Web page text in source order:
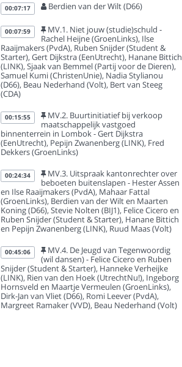
00:07:17 Berdien van der Wilt (D66)
00:07:59
MV.1. Niet jouw (studie)schuld -
Rachel Heijne (GroenLinks), Ilse
Raaijmakers (PvdA), Ruben Snijder (Student &
Starter), Gert Dijkstra (EenUtrecht), Hanane Bittich
(LINK), Sjaak van Bemmel (Partij voor de Dieren),
Samuel Kumi (ChristenUnie), Nadia Stylianou
(D66), Beau Nederhand (Volt), Bert van Steeg
(CDA)
00:15:55
MV.2. Buurtinitiatief bij verkoop
maatschappelijk vastgoed
binnenterrein in Lombok - Gert Dijkstra
(EenUtrecht), Pepijn Zwanenberg (LINK), Fred
Dekkers (GroenLinks)
00:24:34
MV.3. Uitspraak kantonrechter over
beboeten buitenslapen - Hester Assen
en Ilse Raaijmakers (PvdA), Mahaar Fattal
(GroenLinks), Berdien van der Wilt en Maarten
Koning (D66), Stevie Nolten (BIJ1), Felice Cicero en
Ruben Snijder (Student & Starter), Hanane Bittich
en Pepijn Zwanenberg (LINK), Ruud Maas (Volt)
00:45:06
MV.4. De Jeugd van Tegenwoordig
(wil dansen) - Felice Cicero en Ruben
Snijder (Student & Starter), Hanneke Verheijke
(LINK), Rien van den Hoek (UtrechtNu!), Ingeborg
Hornsveld en Maartje Vermeulen (GroenLinks),
Dirk-Jan van Vliet (D66), Romi Leever (PvdA),
Margreet Ramaker (VVD), Beau Nederhand (Volt)